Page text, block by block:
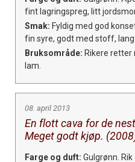
fint lagringspreg, litt
Smak: Fyldig med god
fin syre, godt med stoff,
Bruksområde: Rikere retter
lam.
08. april 2013
En flott cava for de
Meget godt kjøp.
Farge og duft: Gulgrønn.